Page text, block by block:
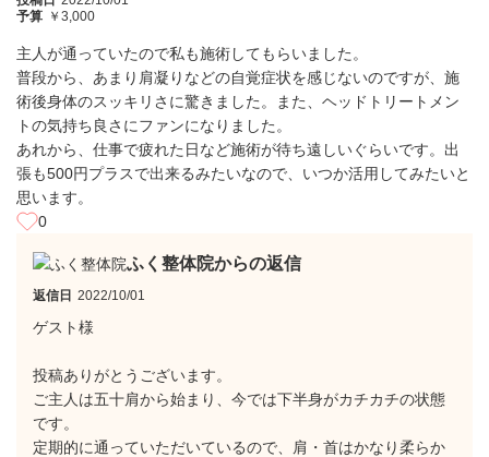
予算 ￥3,000
主人が通っていたので私も施術してもらいました。
普段から、あまり肩凝りなどの自覚症状を感じないのですが、施
術後身体のスッキリさに驚きました。また、ヘッドトリートメン
トの気持ち良さにファンになりました。
あれから、仕事で疲れた日など施術が待ち遠しいぐらいです。出
張も500円プラスで出来るみたいなので、いつか活用してみたいと
思います。
0
ふく整体院からの返信
返信日 2022/10/01
ゲスト様
投稿ありがとうございます。
ご主人は五十肩から始まり、今では下半身がカチカチの状態
です。
定期的に通っていただいているので、肩・首はかなり柔らか